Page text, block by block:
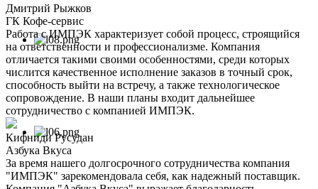
Дмитрий Рыжков
ГК Кофе-сервис
Работа с ИМПЭК характеризует собой процесс, строящийся
на ответственности и профессионализме. Компания
отличается такими своими особенностями, среди которых
числится качественное исполнение заказов в точный срок,
способность выйти на встречу, а также технологическое
сопровождение. В наши планы входит дальнейшее
сотрудничество с компанией ИМПЭК.
Кифниди Русудан
Азбука Вкуса
За время нашего долгосрочного сотрудничества компания
"ИМПЭК" зарекомендовала себя, как надежный поставщик.